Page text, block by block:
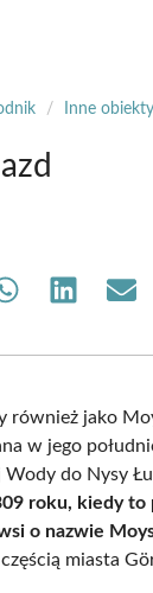
/ Inne obiekty
Share Share
również jako
w jego
do Nysy
roku, kiedy to
o nazwie
miasta